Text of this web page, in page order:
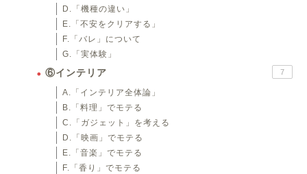
D.「機種の違い」
E.「不安をクリアする」
F.「バレ」について
G.「実体験」
⑥インテリア 7
A.「インテリア全体論」
B.「料理」でモテる
C.「ガジェット」を考える
D.「映画」でモテる
E.「音楽」でモテる
F.「香り」でモテる